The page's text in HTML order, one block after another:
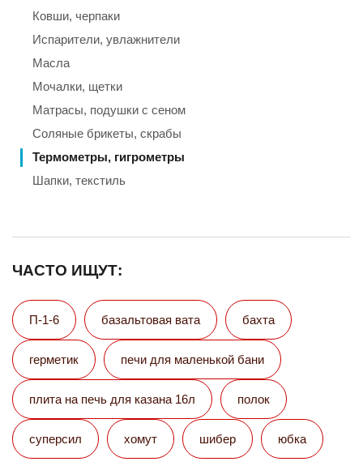
Ковши, черпаки
Испарители, увлажнители
Масла
Мочалки, щетки
Матрасы, подушки с сеном
Соляные брикеты, скрабы
Термометры, гигрометры
Шапки, текстиль
ЧАСТО ИЩУТ:
П-1-6 базальтовая вата бахта
герметик печи для маленькой бани
плита на печь для казана 16л полок
суперсил хомут шибер юбка